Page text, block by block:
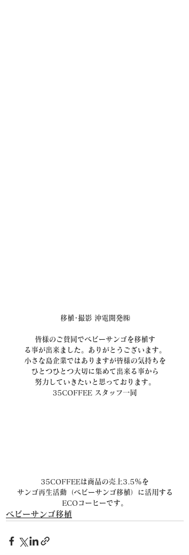
移植･撮影 沖電開発㈱
皆様のご賛同でベビーサンゴを移植す
る事が出来ました。ありがとうございます。
小さな島企業ではありますが皆様の気持ちを
ひとつひとつ大切に集めて出来る事から
努力していきたいと思っております。
35COFFEE スタッフ一同
35COFFEEは商品の売上3.5％を
サンゴ再生活動（ベビーサンゴ移植）に活用する
ECOコーヒーです。
ベビーサンゴ移植